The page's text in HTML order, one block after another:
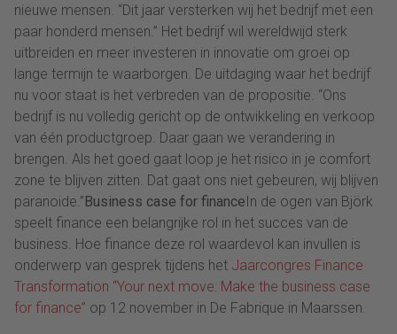
nieuwe mensen. “Dit jaar versterken wij het bedrijf met een
paar honderd mensen.” Het bedrijf wil wereldwijd sterk
uitbreiden en meer investeren in innovatie om groei op
lange termijn te waarborgen. De uitdaging waar het bedrijf
nu voor staat is het verbreden van de propositie. “Ons
bedrijf is nu volledig gericht op de ontwikkeling en verkoop
van één productgroep. Daar gaan we verandering in
brengen. Als het goed gaat loop je het risico in je comfort
zone te blijven zitten. Dat gaat ons niet gebeuren, wij blijven
paranoide.”Business case for financeIn de ogen van Björk
speelt finance een belangrijke rol in het succes van de
business. Hoe finance deze rol waardevol kan invullen is
onderwerp van gesprek tijdens het Jaarcongres Finance
Transformation “Your next move: Make the business case
for finance” op 12 november in De Fabrique in Maarssen.